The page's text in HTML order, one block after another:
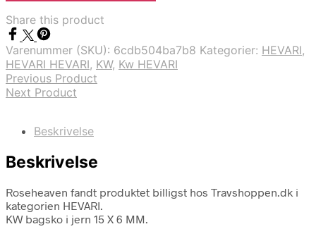
Share this product
Varenummer (SKU): 6cdb504ba7b8 Kategorier: HEVARI,
HEVARI HEVARI, KW, Kw HEVARI
Previous Product
Next Product
Beskrivelse
Beskrivelse
Roseheaven fandt produktet billigst hos Travshoppen.dk i
kategorien HEVARI.
KW bagsko i jern 15 X 6 MM.